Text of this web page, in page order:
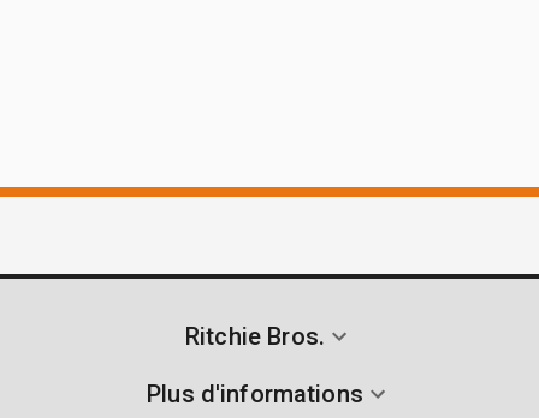
Ritchie Bros.
Plus d'informations